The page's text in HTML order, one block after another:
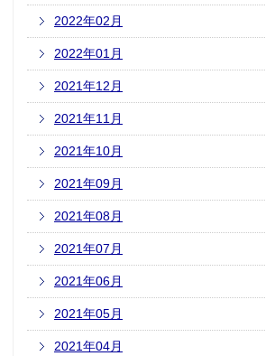
2022年02月
2022年01月
2021年12月
2021年11月
2021年10月
2021年09月
2021年08月
2021年07月
2021年06月
2021年05月
2021年04月